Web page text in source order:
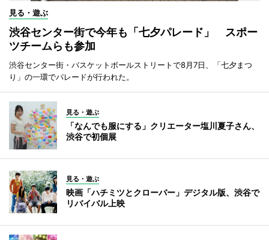
見る・遊ぶ
渋谷センター街で今年も「七夕パレード」 スポー
ツチームらも参加
渋谷センター街・バスケットボールストリートで8月7日、「七夕まつ
り」の一環でパレードが行われた。
見る・遊ぶ
「なんでも服にする」クリエーター塩川夏子さん、
渋谷で初個展
見る・遊ぶ
映画「ハチミツとクローバー」デジタル版、渋谷で
リバイバル上映